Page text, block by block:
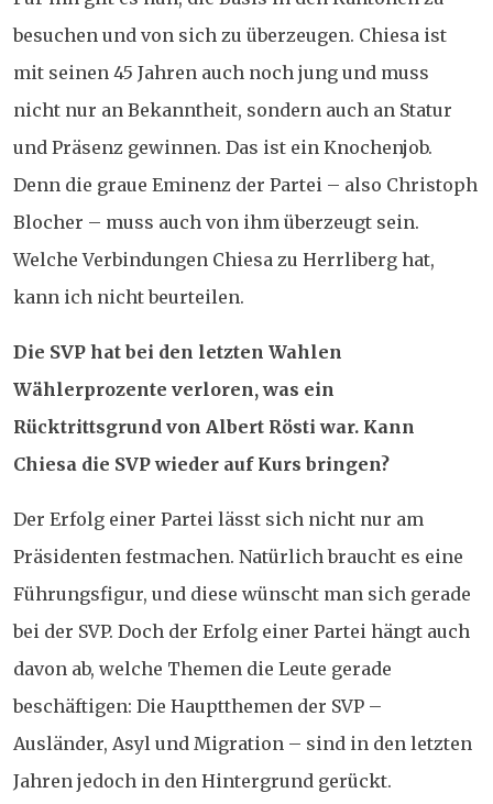
besuchen und von sich zu überzeugen. Chiesa ist
mit seinen 45 Jahren auch noch jung und muss
nicht nur an Bekanntheit, sondern auch an Statur
und Präsenz gewinnen. Das ist ein Knochenjob.
Denn die graue Eminenz der Partei – also Christoph
Blocher – muss auch von ihm überzeugt sein.
Welche Verbindungen Chiesa zu Herrliberg hat,
kann ich nicht beurteilen.
Die SVP hat bei den letzten Wahlen
Wählerprozente verloren, was ein
Rücktrittsgrund von Albert Rösti war. Kann
Chiesa die SVP wieder auf Kurs bringen?
Der Erfolg einer Partei lässt sich nicht nur am
Präsidenten festmachen. Natürlich braucht es eine
Führungsfigur, und diese wünscht man sich gerade
bei der SVP. Doch der Erfolg einer Partei hängt auch
davon ab, welche Themen die Leute gerade
beschäftigen: Die Hauptthemen der SVP –
Ausländer, Asyl und Migration – sind in den letzten
Jahren jedoch in den Hintergrund gerückt.